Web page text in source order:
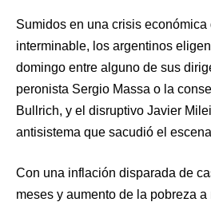
Sumidos en una crisis económica
interminable, los argentinos
domingo entre alguno de sus
peronista Sergio Massa o la
Bullrich, y el disruptivo Javier
antisistema que sacudió el
Con una inflación disparada de
meses y aumento de la pobreza